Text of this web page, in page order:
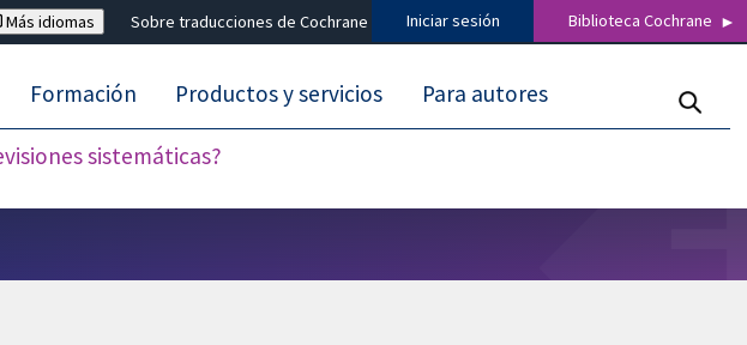
Más idiomas Sobre traducciones de Cochrane Iniciar sesión Biblioteca Cochrane
sistemáticas?
Formación Productos y servicios Para autores